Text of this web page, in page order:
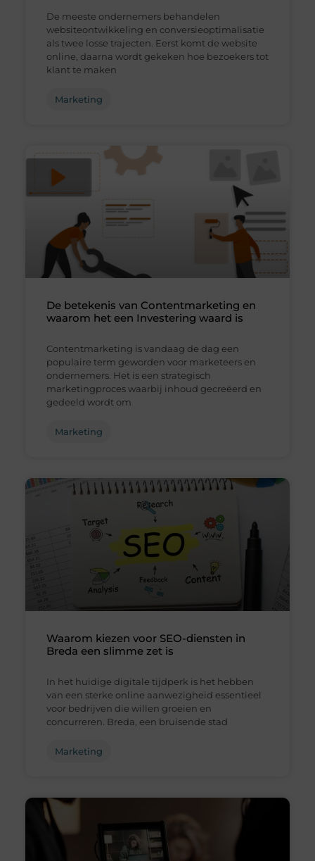
De meeste ondernemers behandelen
websiteontwikkeling en conversieoptimalisatie
als twee losse trajecten. Eerst komt de website
online, daarna wordt gekeken hoe bezoekers tot
klant te maken
Marketing
De betekenis van Contentmarketing en
waarom het een Investering waard is
Contentmarketing is vandaag de dag een
populaire term geworden voor marketeers en
ondernemers. Het is een strategisch
marketingproces waarbij inhoud gecreëerd en
gedeeld wordt om
Marketing
Waarom kiezen voor SEO-diensten in
Breda een slimme zet is
In het huidige digitale tijdperk is het hebben
van een sterke online aanwezigheid essentieel
voor bedrijven die willen groeien en
concurreren. Breda, een bruisende stad
Marketing